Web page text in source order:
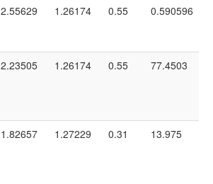
2.55629 1.26174 0.55 0.590596
2.23505 1.26174 0.55 77.4503
1.82657 1.27229 0.31 13.975